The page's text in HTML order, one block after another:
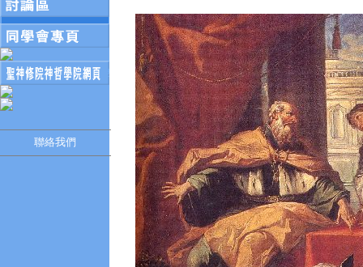
聯絡我們